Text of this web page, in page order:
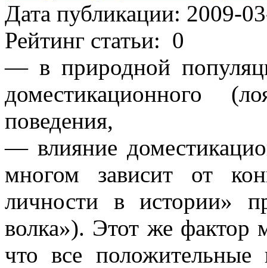
Дата публикации: 2009-
Рейтинг статьи: 0
— в природной
доместикационного
поведения,
— влияние
многом зависит от
личности в истории»
волка»). Этот же фактор
что все положительные